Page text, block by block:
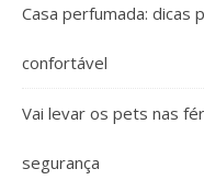
Casa perfumada: dicas
confortável
Vai levar os pets nas
segurança